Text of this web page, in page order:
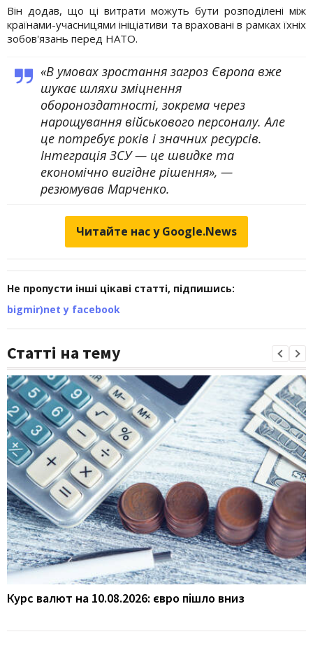
Він додав, що ці витрати можуть бути розподілені між
країнами-учасницями ініціативи та враховані в рамках їхніх
зобов'язань перед НАТО.
«В умовах зростання загроз Європа вже
шукає шляхи зміцнення
обороноздатності, зокрема через
нарощування військового персоналу. Але
це потребує років і значних ресурсів.
Інтеграція ЗСУ — це швидке та
економічно вигідне рішення», —
резюмував Марченко.
Читайте нас у Google.News
Не пропусти інші цікаві статті, підпишись:
bigmir)net у facebook
Статті на тему
Курс валют на 10.08.2026: євро пішло вниз